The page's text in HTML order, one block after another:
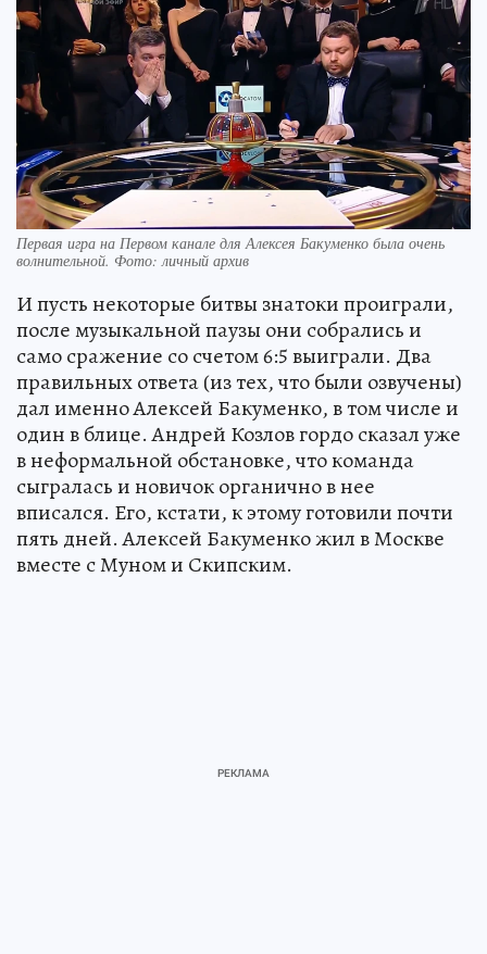
Первая игра на Первом канале для Алексея Бакуменко была очень
волнительной. Фото: личный архив
И пусть некоторые битвы знатоки проиграли,
после музыкальной паузы они собрались и
само сражение со счетом 6:5 выиграли. Два
правильных ответа (из тех, что были озвучены)
дал именно Алексей Бакуменко, в том числе и
один в блице. Андрей Козлов гордо сказал уже
в неформальной обстановке, что команда
сыгралась и новичок органично в нее
вписался. Его, кстати, к этому готовили почти
пять дней. Алексей Бакуменко жил в Москве
вместе с Муном и Скипским.